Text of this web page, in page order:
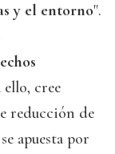
y el entorno".
ello, cree
reducción de
apuesta por